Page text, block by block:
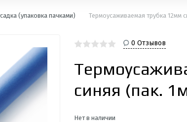
(упаковка пачками) Термоусаживаемая трубка 12мм
0 Отзывов
синяя (пак.
Нет в наличии